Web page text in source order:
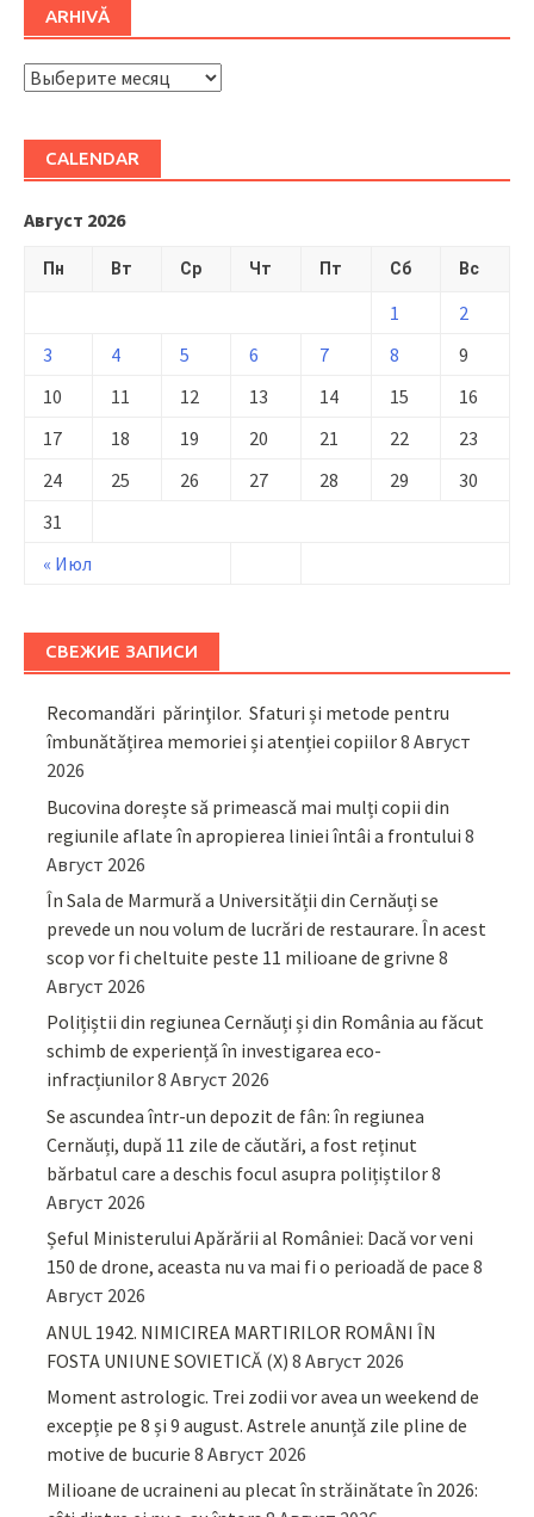
ARHIVĂ
ARHIVĂ
CALENDAR
Август 2026
Пн Вт Ср Чт Пт Сб Вс
« Июл
1
2
3
4 5 6 7 8
9
10
11 12 13 14 15
16
17
18 19 20 21 22
23
24
25 26 27 28 29
30
31
СВЕЖИЕ ЗАПИСИ
Recomandări părinţilor. Sfaturi și metode pentru
îmbunătățirea memoriei și atenției copiilor8 Август
2026
Bucovina dorește să primească mai mulți copii din
regiunile aflate în apropierea liniei întâi a frontului 8
Август 2026
În Sala de Marmură a Universității din Cernăuți se
prevede un nou volum de lucrări de restaurare. În acest
scop vor fi cheltuite peste 11 milioane de grivne 8
Август 2026
Polițiștii din regiunea Cernăuți și din România au făcut
schimb de experiență în investigarea eco-
infracțiunilor8 Август 2026
Se ascundea într-un depozit de fân: în regiunea
Cernăuți, după 11 zile de căutări, a fost reținut
bărbatul care a deschis focul asupra polițiștilor8
Август 2026
Șeful Ministerului Apărării al României: Dacă vor veni
150 de drone, aceasta nu va mai fi o perioadă de pace 8
Август 2026
ANUL 1942. NIMICIREA MARTIRILOR ROMÂNI ÎN
FOSTA UNIUNE SOVIETICĂ (X) 8 Август 2026
Moment astrologic. Trei zodii vor avea un weekend de
excepție pe 8 și 9 august. Astrele anunță zile pline de
motive de bucurie 8 Август 2026
Milioane de ucraineni au plecat în străinătate în 2026: